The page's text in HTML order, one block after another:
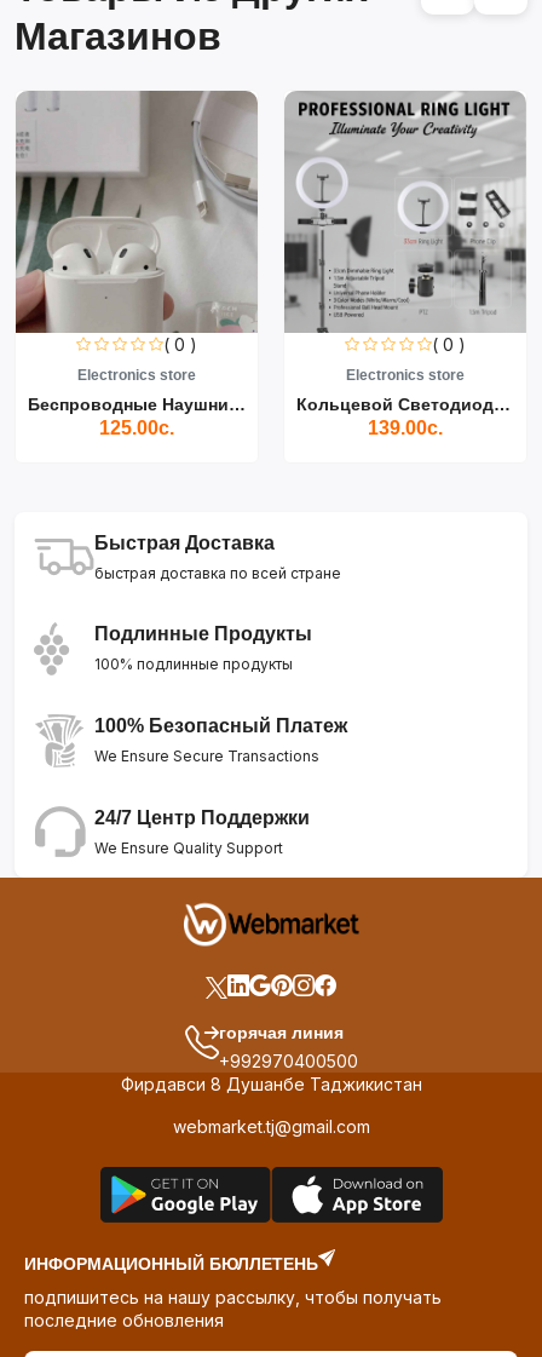
Магазинов
( 0 )
Electronics store
Беспроводные Наушники Air...
125.00с.
( 0 )
Electronics store
Кольцевой Светодиодный Св...
139.00с.
Быстрая Доставка
быстрая доставка по всей стране
Подлинные Продукты
100% подлинные продукты
100% Безопасный Платеж
We Ensure Secure Transactions
24/7 Центр Поддержки
We Ensure Quality Support
горячая линия
+992970400500
Фирдавси 8 Душанбе Таджикистан
webmarket.tj@gmail.com
ИНФОРМАЦИОННЫЙ БЮЛЛЕТЕНЬ
подпишитесь на нашу рассылку, чтобы получать
последние обновления